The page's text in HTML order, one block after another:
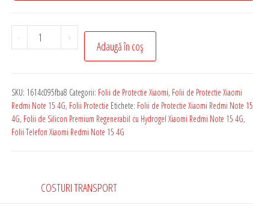
-
Cantitate
Folie
Xiaomi
Redmi
Note
Silicon
+
Adaugă în coș
SKU: 1614c095fba8 Categorii: Folii de Protectie Xiaomi, Folii de Protectie Xiaomi
Redmi Note 15 4G, Folii Protectie Etichete: Folii de Protectie Xiaomi Redmi Note 15
4G, Folii de Silicon Premium Regenerabil cu Hydrogel Xiaomi Redmi Note 15 4G,
Folii Telefon Xiaomi Redmi Note 15 4G
COSTURI TRANSPORT